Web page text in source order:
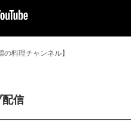
配信